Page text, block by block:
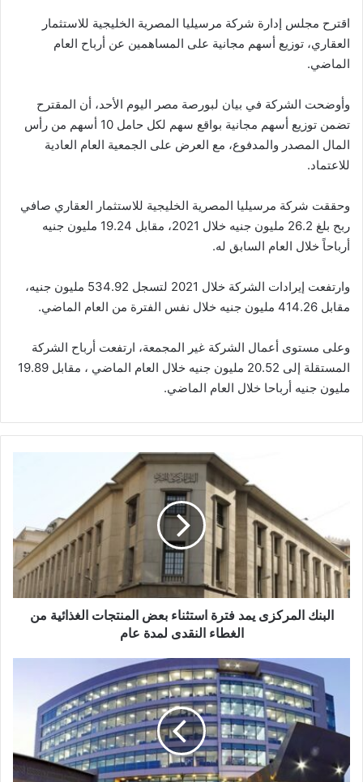
اقترح مجلس إدارة شركة مرسيليا المصرية الخليجية للاستثمار
العقاري، توزيع أسهم مجانية على المساهمين عن أرباح العام
الماضي.
وأوضحت الشركة في بيان لبورصة مصر اليوم الأحد، أن المقترح
تضمن توزيع أسهم مجانية بواقع سهم لكل حامل 10 أسهم من رأس
المال المصدر والمدفوع، مع العرض على الجمعية العام العادية
للاعتماد.
وحققت شركة مرسيليا المصرية الخليجية للاستثمار العقاري صافي
ربح بلغ 26.2 مليون جنيه خلال 2021، مقابل 19.24 مليون جنيه
أرباحاً خلال العام السابق له.
وارتفعت إيرادات الشركة خلال 2021 لتسجل 534.92 مليون جنيه،
مقابل 414.26 مليون جنيه خلال نفس الفترة من العام الماضي.
وعلى مستوى أعمال الشركة غير المجمعة، ارتفعت أرباح الشركة
المستقلة إلى 20.52 مليون جنيه خلال العام الماضي ، مقابل 19.89
مليون جنيه أرباحا خلال العام الماضي.
بعض
المنتجات
الغذائية
من
الغطاءالبنك المركزى يمد فترة استثناء بعض المنتجات الغذائية من
الغطاء النقدى لمدة عام
القابضة
وطاقة
عربية
تؤسسان
جديدة